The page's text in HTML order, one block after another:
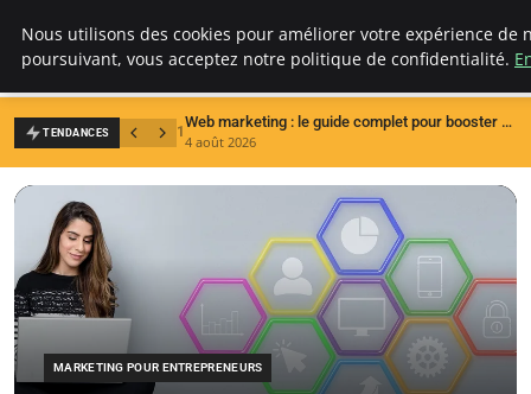
LECFCM
TENDANCES 1
Web marketing : le guide complet pour booster votre visibilité en ligne
4 août 2026
MARKETING POUR ENTREPRENEURS
Nous utilisons des cookies pour améliorer votre expérience de
poursuivant, vous acceptez notre politique de confidentialité.